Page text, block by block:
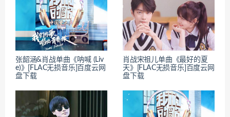
张韶涵&肖战单曲《呐喊 (Liv
e)》[FLAC无损音乐]百度云网
盘下载
肖战宋祖儿单曲《最好的夏
天》[FLAC无损音乐]百度云网
盘下载